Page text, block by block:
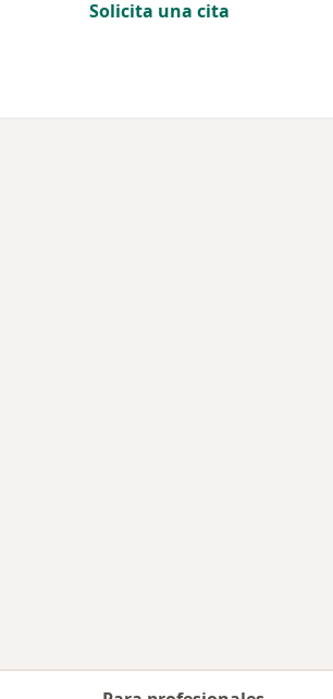
Solicita una cita